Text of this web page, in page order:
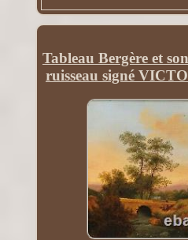
Tableau Bergère et
ruisseau signé